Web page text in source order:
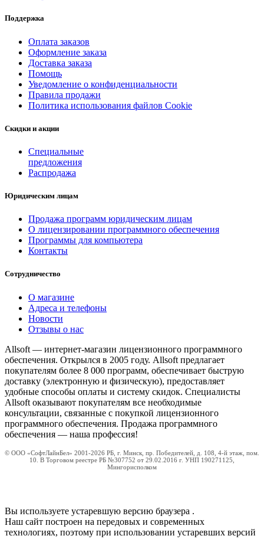
Поддержка
Оплата заказов
Оформление заказа
Доставка заказа
Помощь
Уведомление о конфиденциальности
Правила продажи
Политика использования файлов Cookie
Скидки и акции
Специальные
предложения
Распродажа
Юридическим лицам
Продажа программ юридическим лицам
О лицензировании программного обеспечения
Программы для компьютера
Контакты
Сотрудничество
О магазине
Адреса и телефоны
Новости
Отзывы о нас
Allsoft — интернет-магазин лицензионного программного
обеспечения. Открылся в 2005 году. Allsoft предлагает
покупателям более 8 000 программ, обеспечивает быструю
доставку (электронную и физическую), предоставляет
удобные способы оплаты и систему скидок. Специалисты
Allsoft оказывают покупателям все необходимые
консультации, связанные с покупкой лицензионного
программного обеспечения. Продажа программного
обеспечения — наша профессия!
© ООО «СофтЛайнБел» 2001-2026 РБ, г. Минск, пр. Победителей, д. 108, 4-й этаж, пом.
10. В Торговом реестре РБ №307752 от 29.02.2016 г. УНП 190271125,
Мингорисполком
Вы используете устаревшую версию браузера .
Наш сайт построен на передовых и современных
технологиях, поэтому при использовании устаревших версий